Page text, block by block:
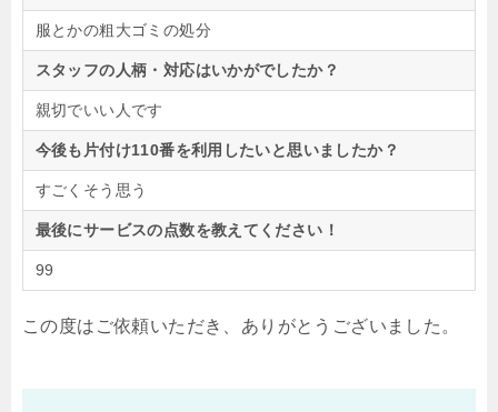
服とかの粗大ゴミの処分
スタッフの人柄・対応はいかがでしたか？
親切でいい人です
今後も片付け110番を利用したいと思いましたか？
すごくそう思う
最後にサービスの点数を教えてください！
99
この度はご依頼いただき、ありがとうございました。